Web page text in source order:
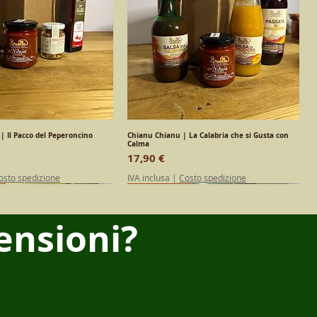
Vista rapida
Il Pacco del Peperoncino
spedizione
Vista rapida
Chianu Chianu | La Calabria che si Gusta con
Calma
Prezzo
17,90 €
IVA inclusa |Costo spedizione